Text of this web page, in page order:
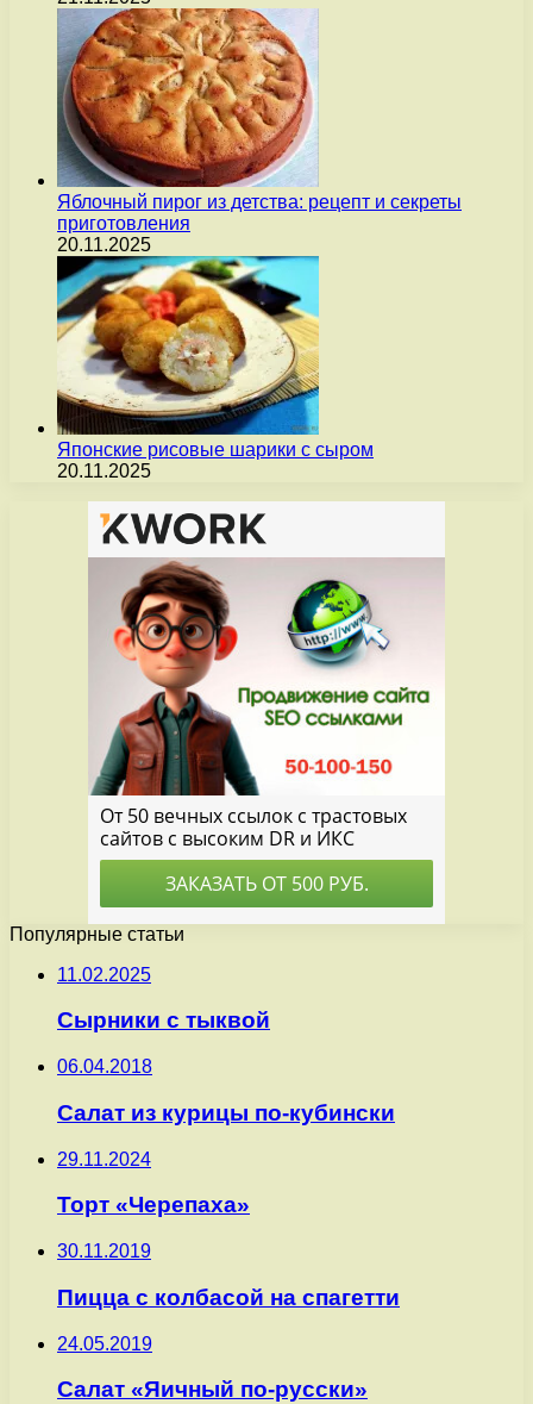
Яблочный пирог из детства: рецепт и секреты
приготовления
20.11.2025
Японские рисовые шарики с сыром
20.11.2025
Популярные статьи
11.02.2025
Сырники с тыквой
06.04.2018
Салат из курицы по-кубински
29.11.2024
Торт «Черепаха»
30.11.2019
Пицца с колбасой на спагетти
24.05.2019
Салат «Яичный по-русски»